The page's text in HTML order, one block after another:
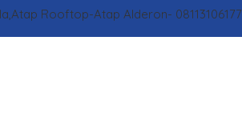
Rooftop-Atap Alderon- 08113106177